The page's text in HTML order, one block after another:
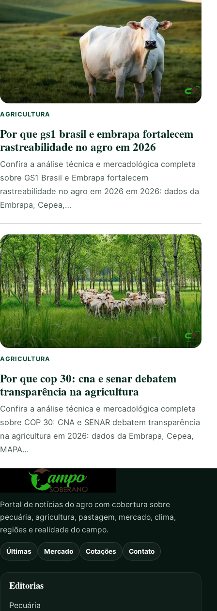
AGRICULTURA
Por que gs1 brasil e embrapa fortalecem
rastreabilidade no agro em 2026
Confira a análise técnica e mercadológica completa
sobre GS1 Brasil e Embrapa fortalecem
rastreabilidade no agro em 2026 em 2026: dados da
Embrapa, Cepea,…
AGRICULTURA
Por que cop 30: cna e senar debatem
transparência na agricultura
Confira a análise técnica e mercadológica completa
sobre COP 30: CNA e SENAR debatem transparência
na agricultura em 2026: dados da Embrapa, Cepea,
MAPA…
Portal de notícias do agro com cobertura sobre
pecuária, agricultura, pastagem, mercado, clima,
regiões e realidade do campo.
Últimas Mercado Cotações Contato
Editorias
Pecuária